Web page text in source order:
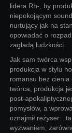
lidera Rh-, by
niepokojącym
nurtujący jak na
opowiadać o
zagładą ludzkości.
Jak sam twórca
produkcja w stylu
romansu bez cienia
twórca, produkcja
post-
pomysłów, a
oznajmił reżyser:
wyzwaniem,